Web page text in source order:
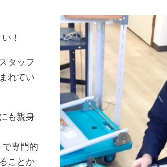
！
タッフ
れてい
も親身
専門的
ことか